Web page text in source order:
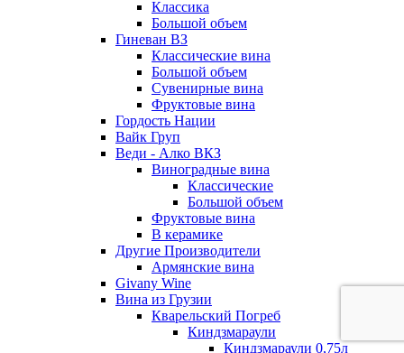
Классика
Большой объем
Гиневан ВЗ
Классические вина
Большой объем
Сувенирные вина
Фруктовые вина
Гордость Нации
Вайк Груп
Веди - Алко ВКЗ
Виноградные вина
Классические
Большой объем
Фруктовые вина
В керамике
Другие Производители
Армянские вина
Givany Wine
Вина из Грузии
Кварельский Погреб
Киндзмараули
Киндзмараули 0,75л